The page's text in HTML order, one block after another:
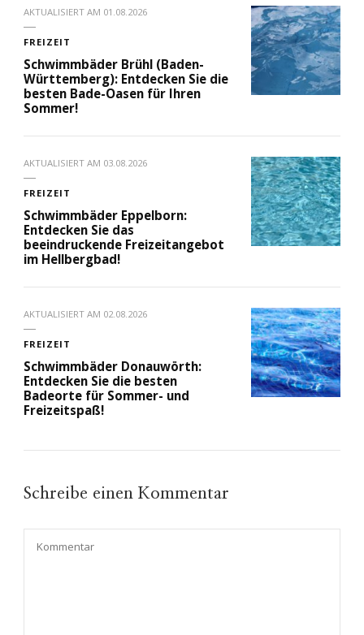
AKTUALISIERT AM 01.08.2026
FREIZEIT
Schwimmbäder Brühl (Baden-
Württemberg): Entdecken Sie die
besten Bade-Oasen für Ihren
Sommer!
AKTUALISIERT AM 03.08.2026
FREIZEIT
Schwimmbäder Eppelborn:
Entdecken Sie das
beeindruckende Freizeitangebot
im Hellbergbad!
AKTUALISIERT AM 02.08.2026
FREIZEIT
Schwimmbäder Donauwörth:
Entdecken Sie die besten
Badeorte für Sommer- und
Freizeitspaß!
Schreibe einen Kommentar